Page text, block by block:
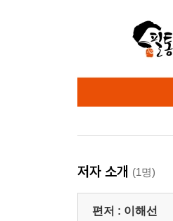
Ⅰ. 직무분석(job
Ⅱ. 직무 및 관련 개
Ⅰ. 개 요 80
제4절 직무정보 수집
Ⅰ. 관찰법
Ⅱ. 면접법(interview
저자 소개 (1명)
편저 : 이해선